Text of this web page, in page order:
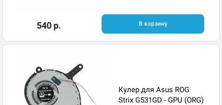
540 р. В корзину
Кулер для Asus ROG
Strix G531GD - GPU (ORG)